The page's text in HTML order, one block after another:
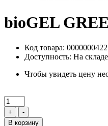
bioGEL
Код товара:
Доступность: На складе
Чтобы увидеть цену
+
-
В корзину